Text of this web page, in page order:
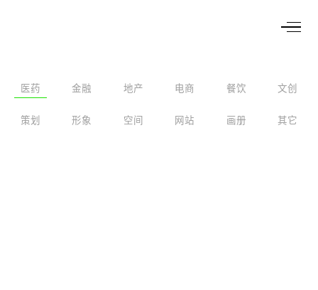
医药 金融 地产 电商 餐饮 文创
策划 形象 空间 网站 画册 其它